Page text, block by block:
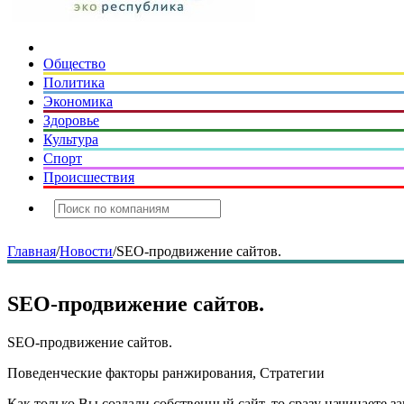
Общество
Политика
Экономика
Здоровье
Культура
Спорт
Происшествия
Главная/Новости/SEO-продвижение сайтов.
SEO-продвижение сайтов.
SEO-продвижение сайтов.
Поведенческие факторы ранжирования, Стратегии